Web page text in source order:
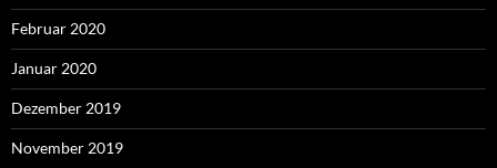
Februar 2020
Januar 2020
Dezember 2019
November 2019